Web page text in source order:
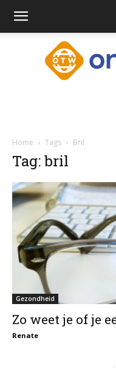
Home Tags Bril
Tag: bril
Gezondheid
Zo weet je of je
Renate
-